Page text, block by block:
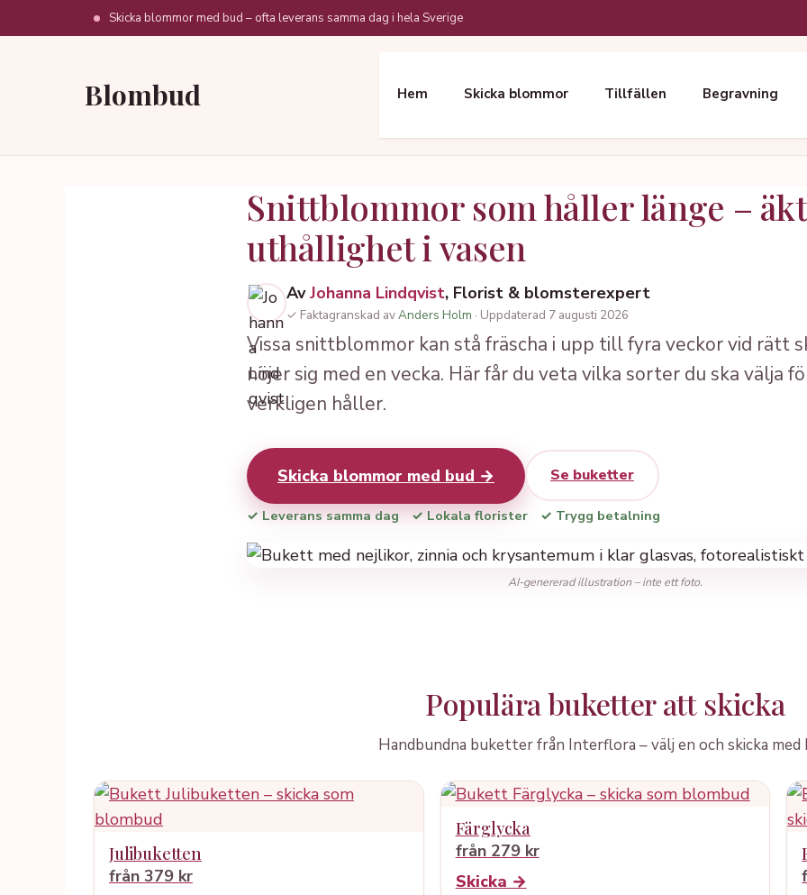
till
Skicka blommor med bud – ofta leverans samma dag i hela Sverige
Blombud Hem Skicka blommor Tillfällen Begravning
Snittblommor som håller länge –
uthållighet i vasen
AvJohanna Lindqvist, Florist & blomsterexpert
✓ Faktagranskad avAnders Holm · Uppdaterad 7 augusti 2026
Vissa snittblommor kan stå fräscha i upp till fyra veckor vid rätt
nöjer sig med en vecka. Här får du veta vilka sorter du ska välja
verkligen håller.
Skicka blommor med bud → Se buketter
✓ Leverans samma dag ✓ Lokala florister ✓ Trygg betalning
AI-genererad illustration – inte ett foto.
Populära buketter att skicka
Handbundna buketter från Interflora – välj en och skicka med
Julibuketten
från 379 kr
Färglycka
från 279 kr
Skicka →